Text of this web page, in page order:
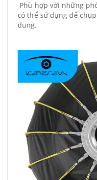
Phù hợp với những
có thể sử dụng để
dung.